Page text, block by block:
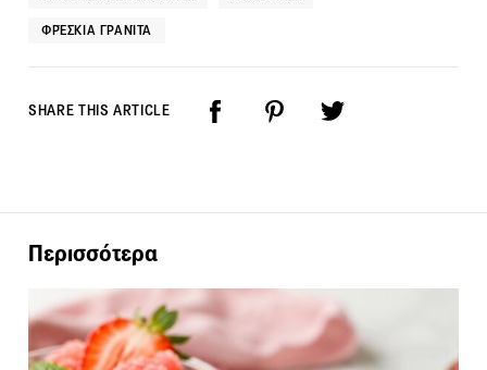
ΦΡΈΣΚΙΑ ΓΡΑΝΊΤΑ
SHARE THIS ARTICLE
Περισσότερα